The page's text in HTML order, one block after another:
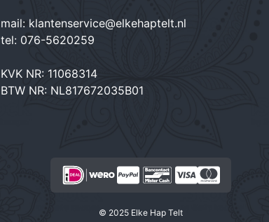
mail: klantenservice@elkehaptelt.nl
tel: 076-5620259
KVK NR: 11068314
BTW NR: NL817672035B01
© 2025 Elke Hap Telt